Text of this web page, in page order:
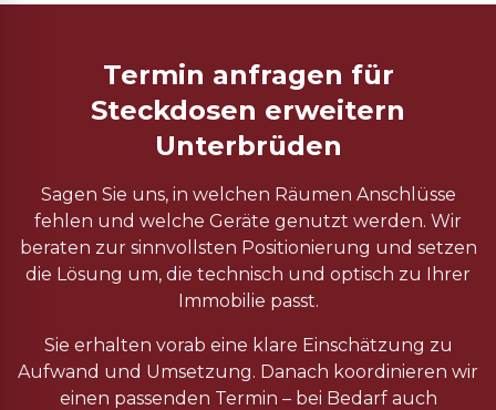
Termin anfragen für
Steckdosen erweitern
Unterbrüden
Sagen Sie uns, in welchen Räumen Anschlüsse
fehlen und welche Geräte genutzt werden. Wir
beraten zur sinnvollsten Positionierung und setzen
die Lösung um, die technisch und optisch zu Ihrer
Immobilie passt.
Sie erhalten vorab eine klare Einschätzung zu
Aufwand und Umsetzung. Danach koordinieren wir
einen passenden Termin – bei Bedarf auch